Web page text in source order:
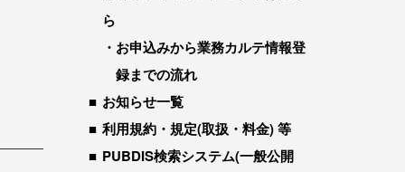
ら
お申込みから業務カルテ情報登
録までの流れ
お知らせ一覧
利用規約・規定(取扱・料金) 等
PUBDIS検索システム(一般公開